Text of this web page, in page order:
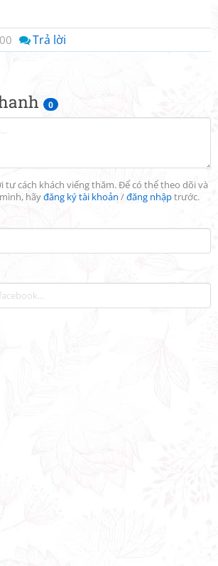
0
tư cách khách viếng thăm. Để có thể theo dõi và
hãyđăng ký tài khoản /đăng nhậptrước.
Trả lời